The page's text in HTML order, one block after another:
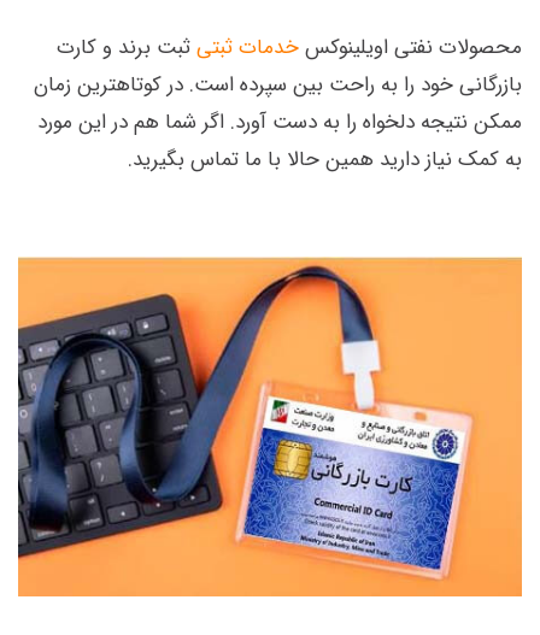
محصولات نفتی اویلینوکسخدمات ثبتیثبت برند و کارت
بازرگانی خود را به راحت بین سپرده است. در کوتاهترین زمان
ممکن نتیجه دلخواه را به دست آورد. اگر شما هم در این مورد
به کمک نیاز دارید همین حالا با ما تماس بگیرید.